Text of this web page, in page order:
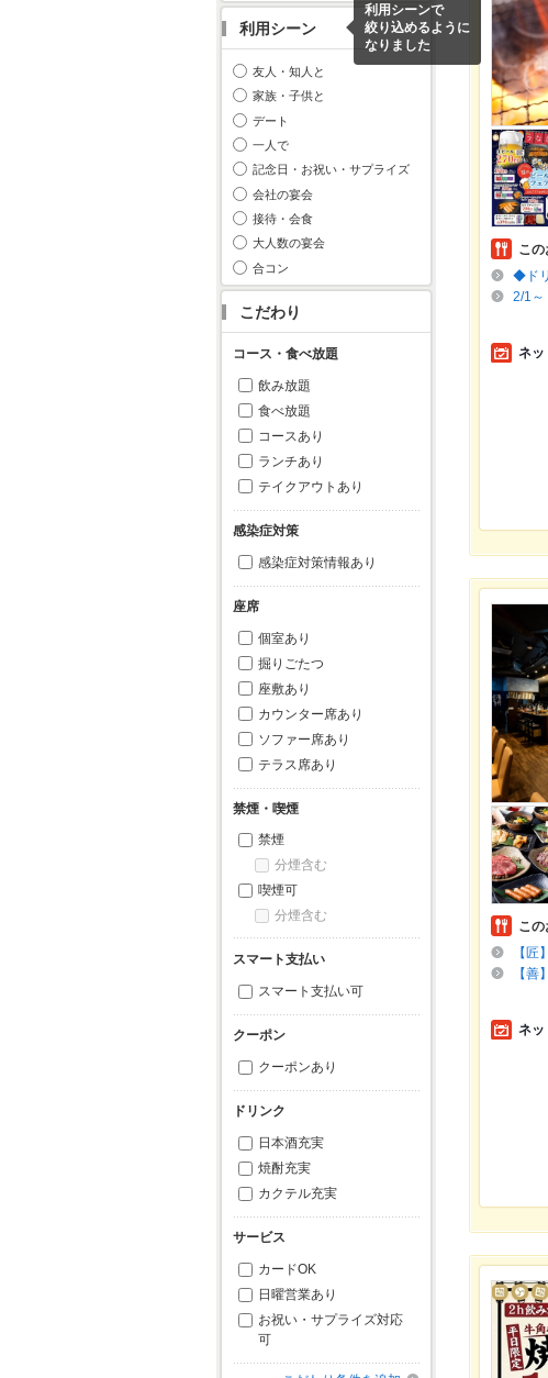
利用シーン
利用シーンで
絞り込めるように
なりました
友人・知人と
家族・子供と
デート
一人で
記念日・お祝い・サプライズ
会社の宴会
接待・会食
大人数の宴会
合コン
こだわり
コース・食べ放題
飲み放題
食べ放題
コースあり
ランチあり
テイクアウトあり
感染症対策
感染症対策情報あり
座席
個室あり
掘りごたつ
座敷あり
カウンター席あり
ソファー席あり
テラス席あり
禁煙・喫煙
禁煙
分煙含む
喫煙可
分煙含む
スマート支払い
スマート支払い可
クーポン
クーポンあり
ドリンク
日本酒充実
焼酎充実
カクテル充実
サービス
カードOK
日曜営業あり
お祝い・サプライズ対応
可
この
◆ド
2/1
ネッ
この
【
【
ネッ